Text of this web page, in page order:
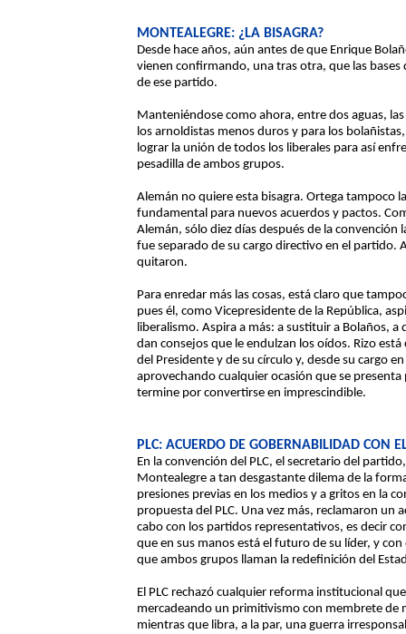
MONTEALEGRE: ¿LA BISAGRA?
Desde hace años, aún antes de que Enrique
vienen confirmando, una tras otra, que las bases
de ese partido.
Manteniéndose como ahora, entre dos aguas,
los arnoldistas menos duros y para los
lograr la unión de todos los liberales para así
pesadilla de ambos grupos.
Alemán no quiere esta bisagra. Ortega tampoco
fundamental para nuevos acuerdos y pactos.
Alemán, sólo diez días después de la
fue separado de su cargo directivo en el partido.
quitaron.
Para enredar más las cosas, está claro que
pues él, como Vicepresidente de la República,
liberalismo. Aspira a más: a sustituir a Bolaños,
dan consejos que le endulzan los oídos. Rizo
del Presidente y de su círculo y, desde su cargo
aprovechando cualquier ocasión que se
termine por convertirse en imprescindible.
PLC: ACUERDO DE GOBERNABILIDAD CON
En la convención del PLC, el secretario del
Montealegre a tan desgastante dilema de la
presiones previas en los medios y a gritos en la
propuesta del PLC. Una vez más, reclamaron
cabo con los partidos representativos, es decir
que en sus manos está el futuro de su líder, y
que ambos grupos llaman la redefinición del
El PLC rechazó cualquier reforma institucional
mercadeando un primitivismo con membrete de
mientras que libra, a la par, una guerra